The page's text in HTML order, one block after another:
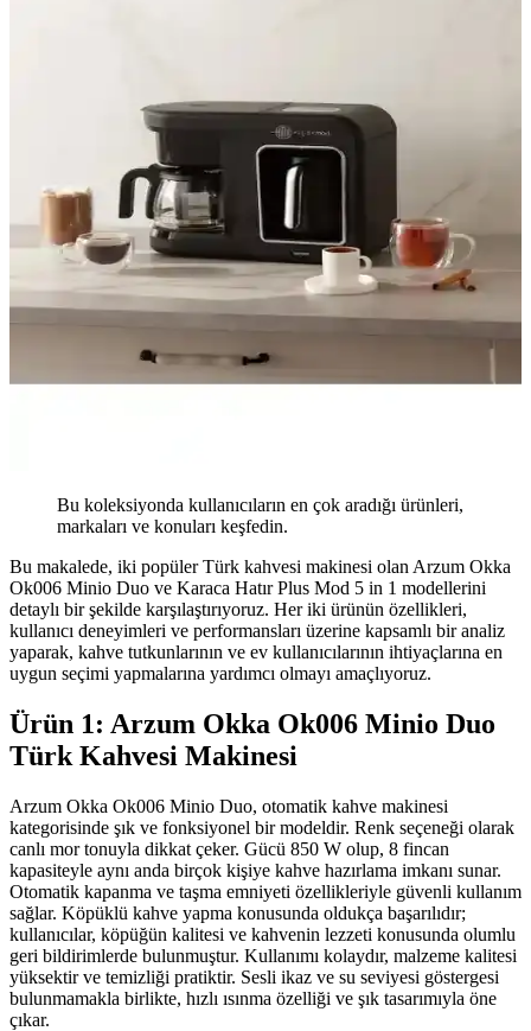
Bu koleksiyonda kullanıcıların en çok aradığı ürünleri,
markaları ve konuları keşfedin.
Bu makalede, iki popüler Türk kahvesi makinesi olan Arzum Okka
Ok006 Minio Duo ve Karaca Hatır Plus Mod 5 in 1 modellerini
detaylı bir şekilde karşılaştırıyoruz. Her iki ürünün özellikleri,
kullanıcı deneyimleri ve performansları üzerine kapsamlı bir analiz
yaparak, kahve tutkunlarının ve ev kullanıcılarının ihtiyaçlarına en
uygun seçimi yapmalarına yardımcı olmayı amaçlıyoruz.
Ürün 1: Arzum Okka Ok006 Minio Duo
Türk Kahvesi Makinesi
Arzum Okka Ok006 Minio Duo, otomatik kahve makinesi
kategorisinde şık ve fonksiyonel bir modeldir. Renk seçeneği olarak
canlı mor tonuyla dikkat çeker. Gücü 850 W olup, 8 fincan
kapasiteyle aynı anda birçok kişiye kahve hazırlama imkanı sunar.
Otomatik kapanma ve taşma emniyeti özellikleriyle güvenli kullanım
sağlar. Köpüklü kahve yapma konusunda oldukça başarılıdır;
kullanıcılar, köpüğün kalitesi ve kahvenin lezzeti konusunda olumlu
geri bildirimlerde bulunmuştur. Kullanımı kolaydır, malzeme kalitesi
yüksektir ve temizliği pratiktir. Sesli ikaz ve su seviyesi göstergesi
bulunmamakla birlikte, hızlı ısınma özelliği ve şık tasarımıyla öne
çıkar.